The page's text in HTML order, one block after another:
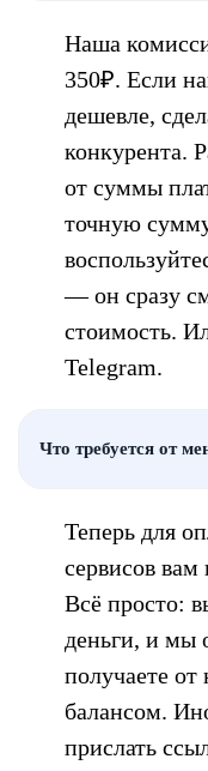
Наша
350₽. Если
дешевле,
конкурента.
от суммы
точную
— он сразу
стоимость.
Telegram.
Что требуется от
Теперь для
сервисов
Всё просто:
деньги, и мы
получаете
балансом.
прислать